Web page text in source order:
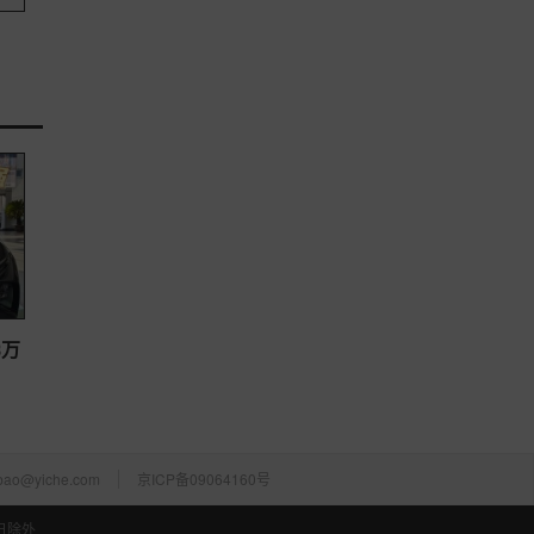
京ICP备09064160号
除外